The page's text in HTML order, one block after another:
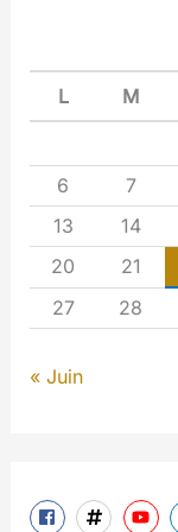
L M
6
7
13
14
20
21
27
28
« Juin